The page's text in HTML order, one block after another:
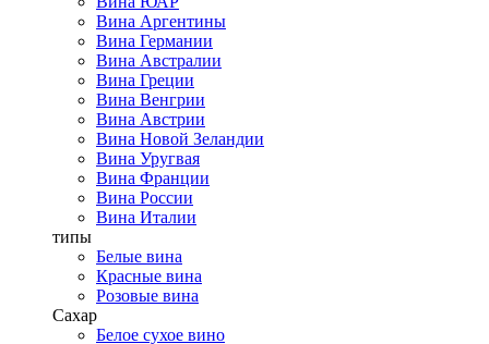
Вина Аргентины
Вина Германии
Вина Австралии
Вина Греции
Вина Венгрии
Вина Австрии
Вина Новой Зеландии
Вина Уругвая
Вина Франции
Вина России
Вина Италии
типы
Белые вина
Красные вина
Розовые вина
Сахар
Белое сухое вино